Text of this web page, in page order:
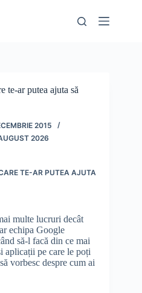
te-ar putea ajuta să
2015
2026
TE-AR PUTEA AJUTA
multe lucruri decât
echipa Google
să-l facă din ce mai
aplicații pe care le poți
vorbesc despre cum ai